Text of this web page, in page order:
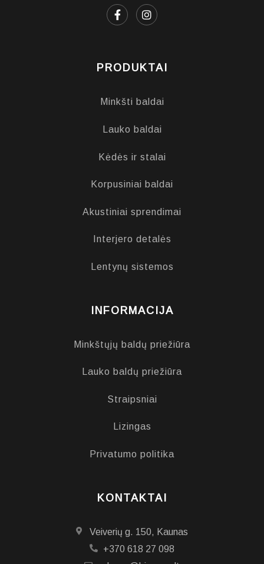
PRODUKTAI
Minkšti baldai
Lauko baldai
Kėdės ir stalai
Korpusiniai baldai
Akustiniai sprendimai
Interjero detalės
Lentynų sistemos
INFORMACIJA
Minkštųjų baldų priežiūra
Lauko baldų priežiūra
Straipsniai
Lizingas
Privatumo politika
KONTAKTAI
Veiverių g. 150, Kaunas
+370 618 27 098